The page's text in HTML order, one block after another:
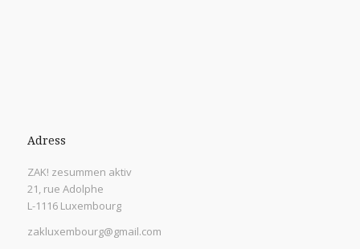
Adress
ZAK! zesummen aktiv
21, rue Adolphe
L-1116 Luxembourg
zakluxembourg@gmail.com